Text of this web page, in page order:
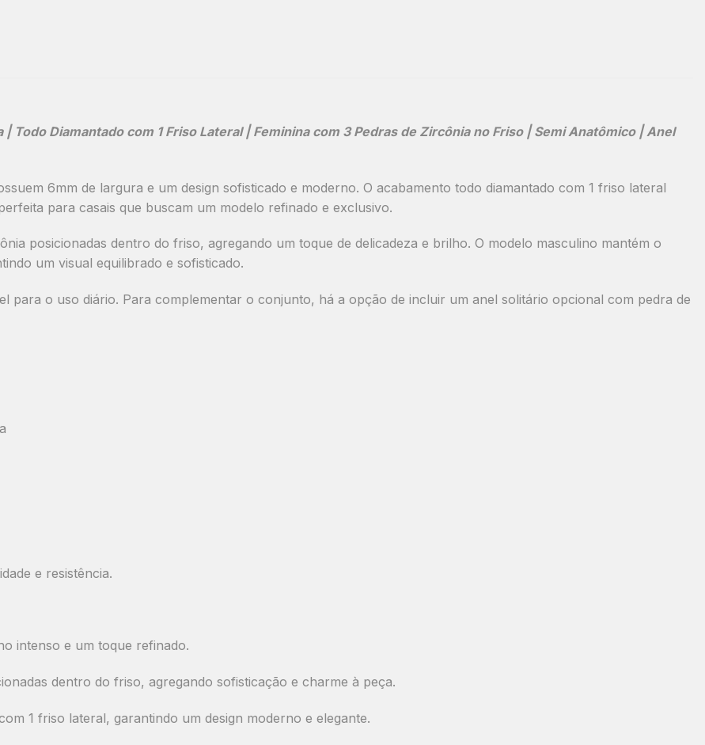
Todo Diamantado com 1 Friso Lateral | Feminina com 3 Pedras de Zircônia no Friso | Semi Anatômico | Anel
6mm de largura e um design sofisticado e moderno. O acabamento todo diamantado com 1 friso lateral
para casais que buscam um modelo refinado e exclusivo.
posicionadas dentro do friso, agregando um toque de delicadeza e brilho. O modelo masculino mantém o
um visual equilibrado e sofisticado.
para o uso diário. Para complementar o conjunto, há a opção de incluir um anel solitário opcional com pedra de
e resistência.
intenso e um toque refinado.
dentro do friso, agregando sofisticação e charme à peça.
1 friso lateral, garantindo um design moderno e elegante.